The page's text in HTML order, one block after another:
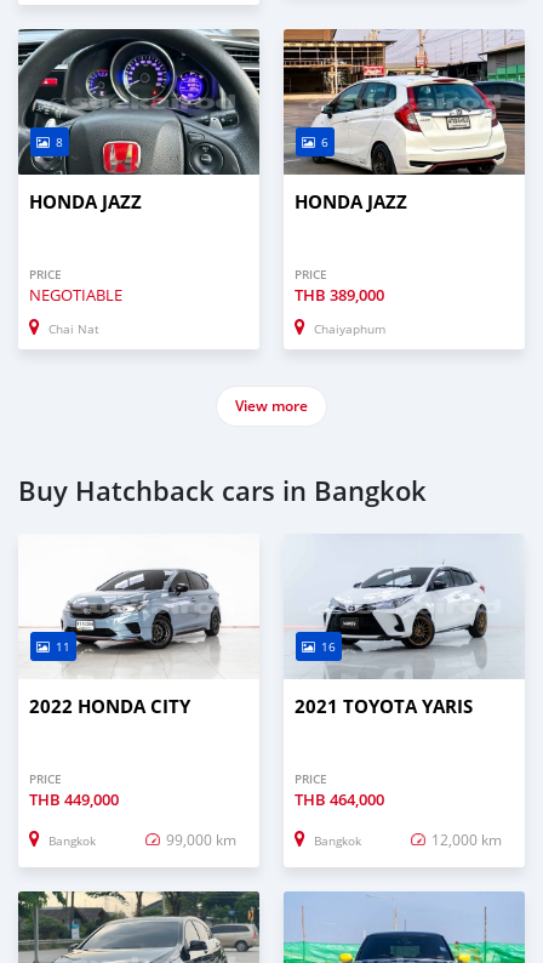
8
HONDA JAZZ
PRICE
NEGOTIABLE
Chai Nat
6
HONDA JAZZ
PRICE
THB 389,000
Chaiyaphum
View more
Buy Hatchback cars in Bangkok
11
2022 HONDA CITY
PRICE
THB 449,000
Bangkok 99,000 km
16
2021 TOYOTA YARIS
PRICE
THB 464,000
Bangkok 12,000 km